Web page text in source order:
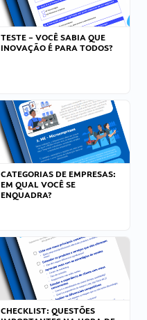
TESTE – VOCÊ SABIA QUE
INOVAÇÃO É PARA TODOS?
CATEGORIAS DE EMPRESAS:
EM QUAL VOCÊ SE
ENQUADRA?
CHECKLIST: QUESTÕES